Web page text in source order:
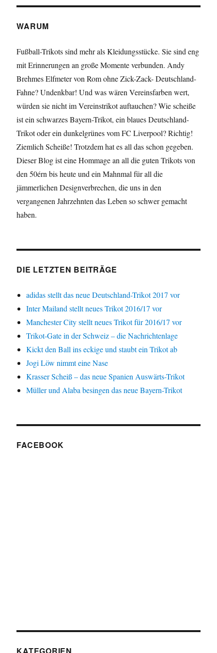
Trikot
2012
WARUM
Fußball-Trikots sind mehr als Kleidungsstücke. Sie sind eng
mit Erinnerungen an große Momente verbunden. Andy
Brehmes Elfmeter von Rom ohne Zick-Zack- Deutschland-
Fahne? Undenkbar! Und was wären Vereinsfarben wert,
würden sie nicht im Vereinstrikot auftauchen? Wie scheiße
ist ein schwarzes Bayern-Trikot, ein blaues Deutschland-
Trikot oder ein dunkelgrünes vom FC Liverpool? Richtig!
Ziemlich Scheiße! Trotzdem hat es all das schon gegeben.
Dieser Blog ist eine Hommage an all die guten Trikots von
den 50érn bis heute und ein Mahnmal für all die
jämmerlichen Designverbrechen, die uns in den
vergangenen Jahrzehnten das Leben so schwer gemacht
haben.
DIE LETZTEN BEITRÄGE
adidas stellt das neue Deutschland-Trikot 2017 vor
Inter Mailand stellt neues Trikot 2016/17 vor
Manchester City stellt neues Trikot für 2016/17 vor
Trikot-Gate in der Schweiz – die Nachrichtenlage
Kickt den Ball ins eckige und staubt ein Trikot ab
Jogi Löw nimmt eine Nase
Krasser Scheiß – das neue Spanien Auswärts-Trikot
Müller und Alaba besingen das neue Bayern-Trikot
FACEBOOK
KATEGORIEN